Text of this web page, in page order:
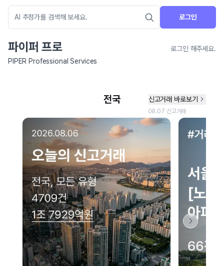
로그인
파이퍼 프로
로그인 해주세요.
PIPER Professional Services
네이버 지도 연결 안내
현재 네이버 지도 연결이 원활하지 않아 지도를 불러올 수 없습니다.
이용에 불편을 드려 죄송합니다.
다시 시도